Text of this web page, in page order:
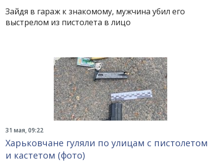
Зайдя в гараж к знакомому, мужчина убил его
выстрелом из пистолета в лицо
31 мая, 09:22
Харьковчане гуляли по улицам с пистолетом
и кастетом (фото)